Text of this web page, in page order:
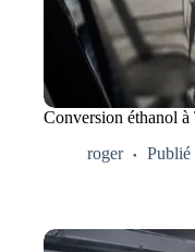
Conversion éthanol à
roger
Publié